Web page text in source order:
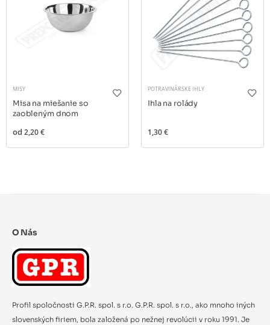
MISY
Misa na miešanie so
zaobleným dnom
od 2,20 €
POTRAVINÁRSKE IHLY
Ihla na rolády
1,30 €
O Nás
Profil spoločnosti G.P.R. spol. s r.o. G.P.R. spol. s r.o., ako mnoho iných
slovenských firiem, bola založená po nežnej revolúcii v roku 1991. Je